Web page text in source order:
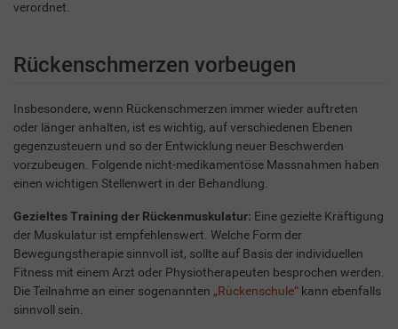
verordnet.
Rückenschmerzen vorbeugen
Insbesondere, wenn Rückenschmerzen immer wieder auftreten
oder länger anhalten, ist es wichtig, auf verschiedenen Ebenen
gegenzusteuern und so der Entwicklung neuer Beschwerden
vorzubeugen. Folgende nicht-medikamentöse Massnahmen haben
einen wichtigen Stellenwert in der Behandlung.
Gezieltes Training der Rückenmuskulatur: Eine gezielte Kräftigung
der Muskulatur ist empfehlenswert. Welche Form der
Bewegungstherapie sinnvoll ist, sollte auf Basis der individuellen
Fitness mit einem Arzt oder Physiotherapeuten besprochen werden.
Die Teilnahme an einer sogenannten „Rückenschule“ kann ebenfalls
sinnvoll sein.